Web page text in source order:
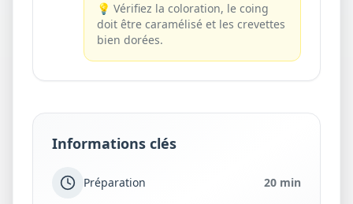
💡 Vérifiez la coloration, le coing
doit être caramélisé et les crevettes
bien dorées.
Informations clés
Préparation 20 min